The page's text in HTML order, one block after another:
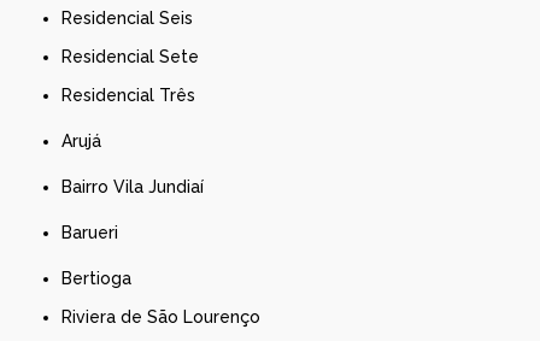
Residencial Seis
Residencial Sete
Residencial Três
Arujá
Bairro Vila Jundiaí
Barueri
Bertioga
Riviera de São Lourenço